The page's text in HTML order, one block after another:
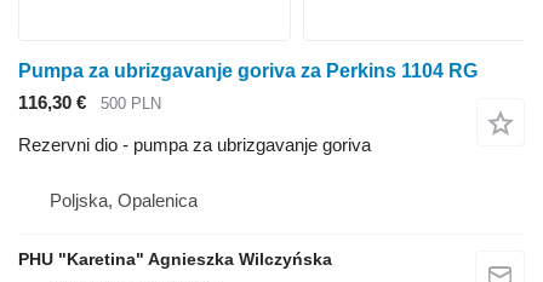
Pumpa za ubrizgavanje goriva za Perkins 1104 RG
116,30 €
500 PLN
Rezervni dio - pumpa za ubrizgavanje goriva
Poljska, Opalenica
PHU "Karetina" Agnieszka Wilczyńska